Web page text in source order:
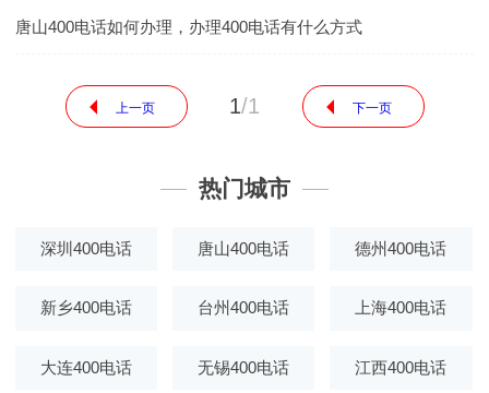
唐山400电话如何办理，办理400电话有什么方式
上一页 1/1 下一页
热门城市
深圳400电话 唐山400电话 德州400电话
新乡400电话 台州400电话 上海400电话
大连400电话 无锡400电话 江西400电话